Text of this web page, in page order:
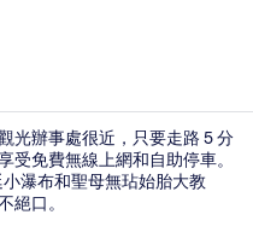
光辦事處很近，只要走路 5 分
免費無線上網和自助停車。
瀑布和聖母無玷始胎大教
絕口。